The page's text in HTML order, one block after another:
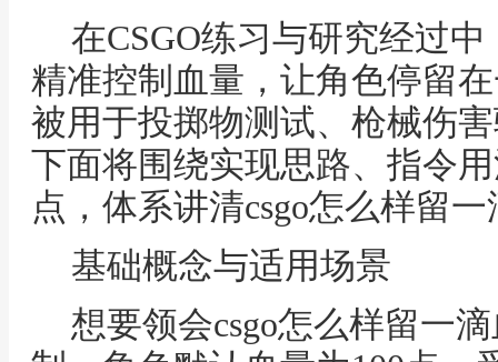
在CSGO练习与研究经过
精准控制血量，让角色停留
被用于投掷物测试、枪械伤
下面将围绕实现思路、指令
点，体系讲清csgo怎么样留
基础概念与适用场景
想要领会csgo怎么样留一